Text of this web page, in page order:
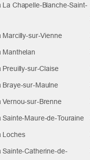
Chapelle-Blanche-Saint-
Marcilly-sur-Vienne
Manthelan
Preuilly-sur-Claise
Braye-sur-Maulne
Vernou-sur-Brenne
Maure-de-Touraine
Loches
Sainte-Catherine-de-